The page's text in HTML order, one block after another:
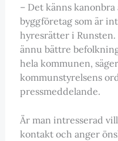
– Det känns
byggföretag som är
hyresrätter i
ännu bättre
hela kommunen,
kommunstyrelsens
pressmeddelande.
Är man intresserad
kontakt och anger